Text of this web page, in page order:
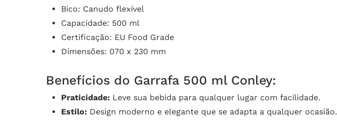
Bico: Canudo flexível
Capacidade: 500 ml
Certificação: EU Food Grade
Dimensões: 070 x 230 mm
Benefícios do Garrafa 500 ml Conley:
Praticidade: Leve sua bebida para qualquer lugar com facilidade.
Estilo: Design moderno e elegante que se adapta a qualquer ocasião.